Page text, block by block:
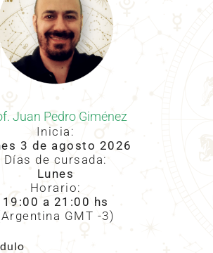
Juan Pedro Giménez
Inicia:
3 de agosto 2026
Días de cursada:
Lunes
Horario:
19:00 a 21:00 hs
GMT -3)